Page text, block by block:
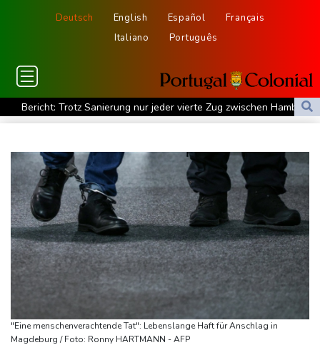
Deutsch English Español
Français
Italiano
Português
Bericht: Trotz Sanierung nur jeder vierte Zug zwischen Hamburg
und Berlin pünktlich
Waldbrände in Kanada: Notstand in Provinz British Columbia
ausgerufen
Verdacht auf illegales Rennen: Zwei Tote nach Motorrad-Unfall
in Köln
Im EM-Becken: Berkhahn sieht "nicht viele Medaillenchancen"
Waldbrand in Kanada: Notstand in British Columbia ausgerufen -
20.000 Menschen evakuiert
Dobrindt will Forschung zur Drohensicherheit in Deutschland
ausbauen
Iran bekräftigt harte Haltung in Streit um Straße von Hormus
"Eine menschenverachtende Tat": Lebenslange Haft für Anschlag in
Magdeburg / Foto: Ronny HARTMANN - AFP